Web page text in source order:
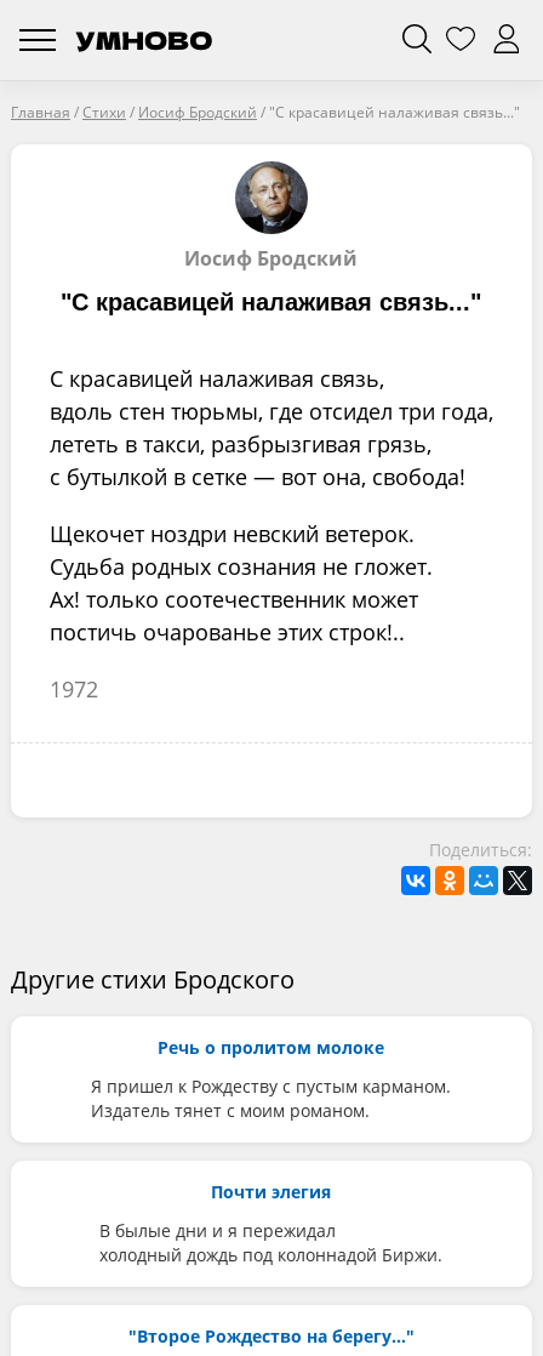
Главная /Стихи / Иосиф Бродский / "С красавицей налаживая связь..."
Иосиф Бродский
"С красавицей налаживая связь..."
С красавицей налаживая связь,
вдоль стен тюрьмы, где отсидел три года,
лететь в такси, разбрызгивая грязь,
с бутылкой в сетке — вот она, свобода!
Щекочет ноздри невский ветерок.
Судьба родных сознания не гложет.
Ах! только соотечественник может
постичь очарованье этих строк!..
1972
Поделиться:
Другие стихи Бродского
Речь о пролитом молоке
Я пришел к Рождеству с пустым карманом.
Издатель тянет с моим романом.
Почти элегия
В былые дни и я пережидал
холодный дождь под колоннадой Биржи.
"Второе Рождество на берегу..."